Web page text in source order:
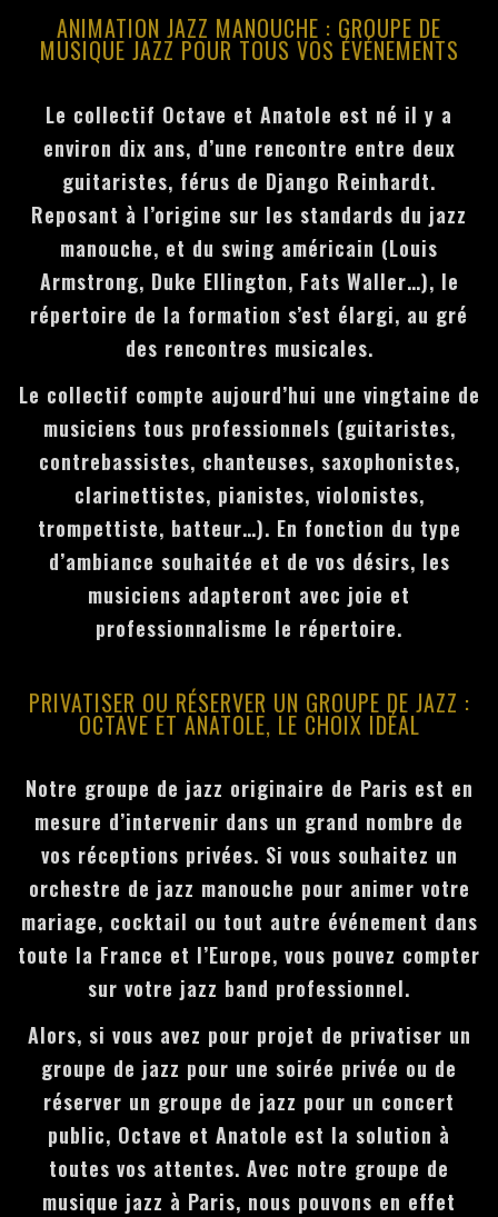
ANIMATION JAZZ MANOUCHE : GROUPE DE
MUSIQUE JAZZ POUR TOUS VOS ÉVÉNEMENTS
Le collectif Octave et Anatole est né il y a
environ dix ans, d’une rencontre entre deux
guitaristes, férus de Django Reinhardt.
Reposant à l’origine sur les standards du jazz
manouche, et du swing américain (Louis
Armstrong, Duke Ellington, Fats Waller…), le
répertoire de la formation s’est élargi, au gré
des rencontres musicales.
Le collectif compte aujourd’hui une vingtaine de
musiciens tous professionnels (guitaristes,
contrebassistes, chanteuses, saxophonistes,
clarinettistes, pianistes, violonistes,
trompettiste, batteur…). En fonction du type
d’ambiance souhaitée et de vos désirs, les
musiciens adapteront avec joie et
professionnalisme le répertoire.
PRIVATISER OU RÉSERVER UN GROUPE DE JAZZ :
OCTAVE ET ANATOLE, LE CHOIX IDÉAL
Notre groupe de jazz originaire de Paris est en
mesure d’intervenir dans un grand nombre de
vos réceptions privées. Si vous souhaitez un
orchestre de jazz manouche pour animer votre
mariage, cocktail ou tout autre événement dans
toute la France et l’Europe, vous pouvez compter
sur votre jazz band professionnel.
Alors, si vous avez pour projet de privatiser un
groupe de jazz pour une soirée privée ou de
réserver un groupe de jazz pour un concert
public, Octave et Anatole est la solution à
toutes vos attentes. Avec notre groupe de
musique jazz à Paris, nous pouvons en effet